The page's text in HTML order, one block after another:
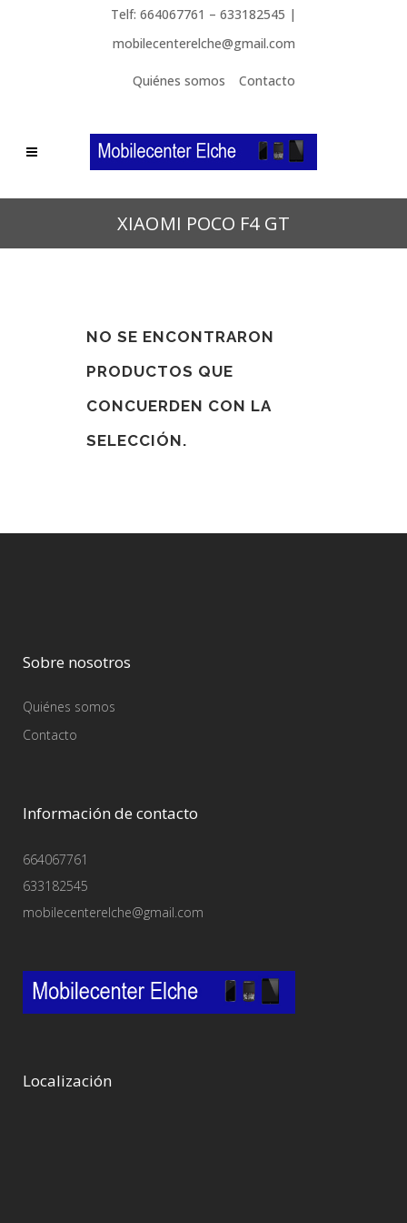
Telf: 664067761 – 633182545 |
mobilecenterelche@gmail.com
Quiénes somos Contacto
XIAOMI POCO F4 GT
NO SE ENCONTRARON
PRODUCTOS QUE
CONCUERDEN CON LA
SELECCIÓN.
Sobre nosotros
Quiénes somos
Contacto
Información de contacto
664067761
633182545
mobilecenterelche@gmail.com
Localización